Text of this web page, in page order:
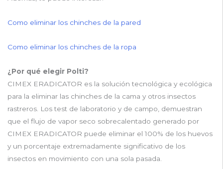
Como eliminar los chinches de la pared
Como eliminar los chinches de la ropa
¿Por qué elegir Polti?
CIMEX ERADICATOR es la solución tecnológica y ecológica
para la eliminar las chinches de la cama y otros insectos
rastreros. Los test de laboratorio y de campo, demuestran
que el flujo de vapor seco sobrecalentado generado por
CIMEX ERADICATOR puede eliminar el 100% de los huevos
y un porcentaje extremadamente significativo de los
insectos en movimiento con una sola pasada.